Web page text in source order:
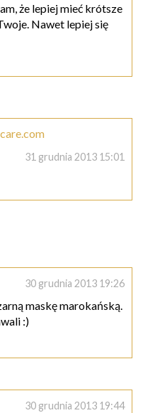
że lepiej mieć krótsze
Nawet lepiej się
31 grudnia 2013 15:01
30 grudnia 2013 19:26
maskę marokańską.
:)
30 grudnia 2013 19:44